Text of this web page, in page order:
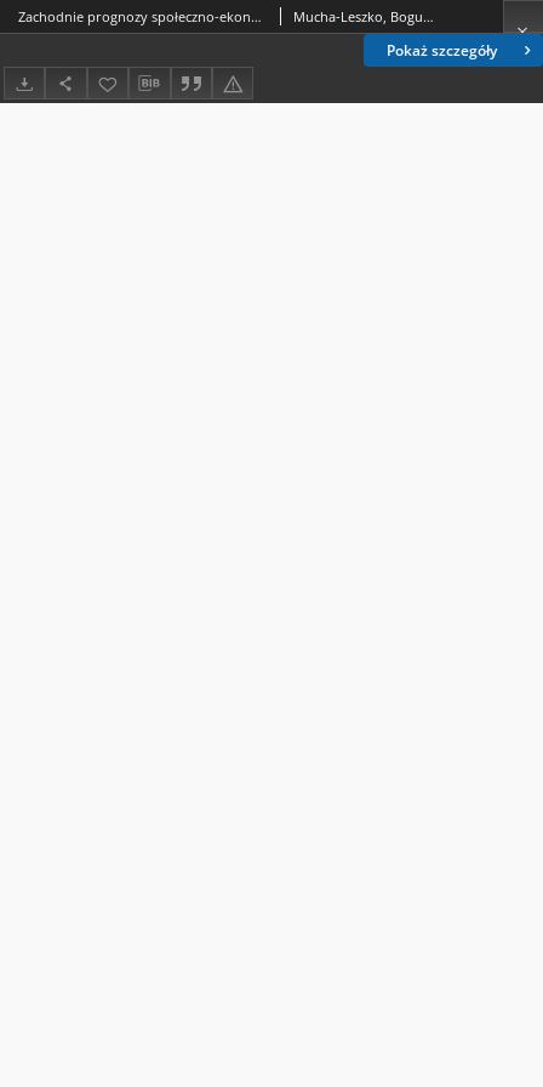
Pokaż szczegóły
Zachodnie prognozy społeczno-ekonomiczne lat siedemdziesiątych Mucha-Leszko, Bogumiła.